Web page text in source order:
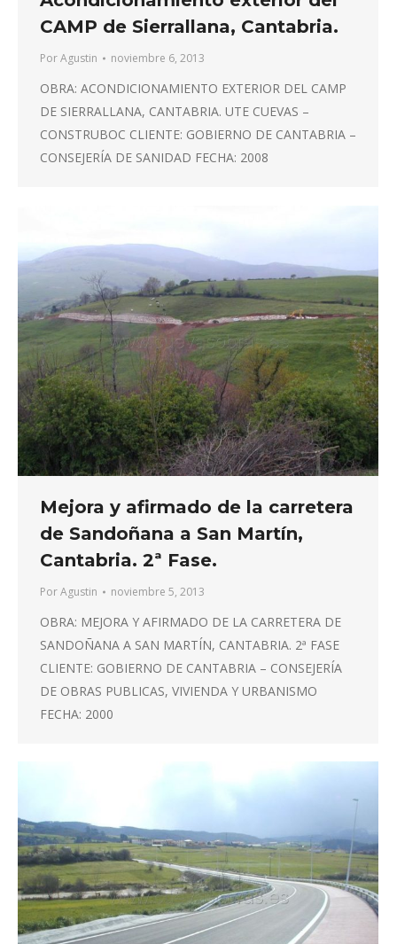
CAMP de Sierrallana, Cantabria.
PorAgustin noviembre 6, 2013
OBRA: ACONDICIONAMIENTO EXTERIOR DEL CAMP
DE SIERRALLANA, CANTABRIA. UTE CUEVAS –
CONSTRUBOC CLIENTE: GOBIERNO DE CANTABRIA –
CONSEJERÍA DE SANIDAD FECHA: 2008
Mejora y afirmado de la carretera
de Sandoñana a San Martín,
Cantabria. 2ª Fase.
PorAgustin noviembre 5, 2013
OBRA: MEJORA Y AFIRMADO DE LA CARRETERA DE
SANDOÑANA A SAN MARTÍN, CANTABRIA. 2ª FASE
CLIENTE: GOBIERNO DE CANTABRIA – CONSEJERÍA
DE OBRAS PUBLICAS, VIVIENDA Y URBANISMO
FECHA: 2000